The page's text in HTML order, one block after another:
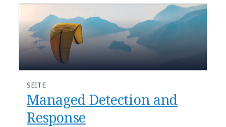
SEITE
Managed Detection and
Response